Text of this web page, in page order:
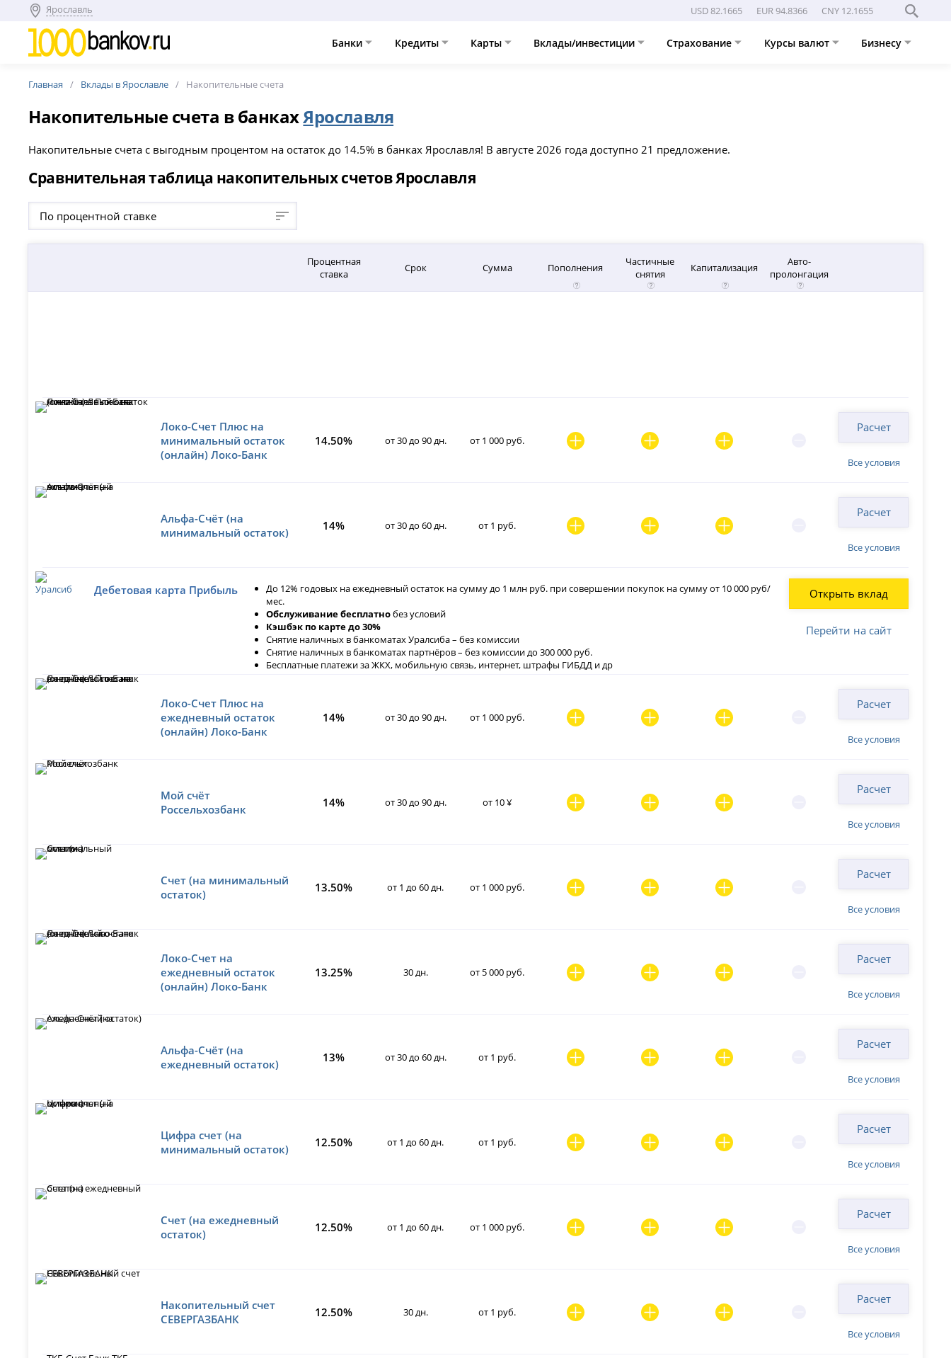
Ярославль USD 82.1665 EUR 94.8366 CNY 12.1655
Банки Кредиты Карты Вклады/инвестиции Страхование Курсы валют Бизнесу
Главная Вклады в Ярославле Накопительные счета
Накопительные счета в банкахЯрославля
Накопительные счета с выгодным процентом на остаток до 14.5% в банках Ярославля! В августе 2026 года доступно 21 предложение.
Сравнительная таблица накопительных счетов Ярославля
По процентной ставке
Процентная
ставка
Срок Сумма Пополнения
Частичные
снятия
Капитализация
Авто-
пролонгация
Локо-Счет Плюс на
минимальный остаток
(онлайн) Локо-Банк
14.50% от 30 до 90 дн. от 1 000 руб.
Расчет
Все условия
Альфа-Счёт (на
минимальный остаток)
14% от 30 до 60 дн. от 1 руб.
Расчет
Все условия
Дебетовая карта Прибыль
До 12% годовых на ежедневный остаток на сумму до 1 млн руб. при совершении покупок на сумму от 10 000 руб/
мес.
Обслуживание бесплатнобез условий
Кэшбэк по карте до 30%
Снятие наличных в банкоматах Уралсиба – без комиссии
Снятие наличных в банкоматах партнёров – без комиссии до 300 000 руб.
Бесплатные платежи за ЖКХ, мобильную связь, интернет, штрафы ГИБДД и др
Перейти на сайт
Открыть вклад
Локо-Счет Плюс на
ежедневный остаток
(онлайн) Локо-Банк
14% от 30 до 90 дн. от 1 000 руб.
Расчет
Все условия
Мой счёт
Россельхозбанк
14% от 30 до 90 дн. от 10 ¥
Расчет
Все условия
Счет (на минимальный
остаток)
13.50% от 1 до 60 дн. от 1 000 руб.
Расчет
Все условия
Локо-Счет на
ежедневный остаток
(онлайн) Локо-Банк
13.25% 30 дн. от 5 000 руб.
Расчет
Все условия
Альфа-Счёт (на
ежедневный остаток)
13% от 30 до 60 дн. от 1 руб.
Расчет
Все условия
Цифра счет (на
минимальный остаток)
12.50% от 1 до 60 дн. от 1 руб.
Расчет
Все условия
Счет (на ежедневный
остаток)
12.50% от 1 до 60 дн. от 1 000 руб.
Расчет
Все условия
Накопительный счет
СЕВЕРГАЗБАНК
12.50% 30 дн. от 1 руб.
Расчет
Все условия